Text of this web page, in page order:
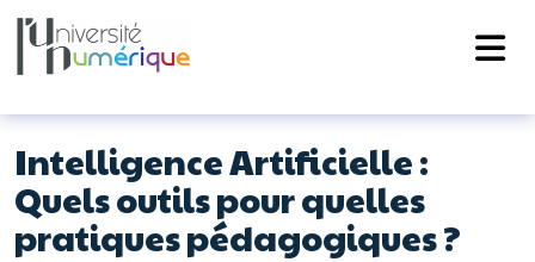
Passer au contenu
Navigation principale
Intelligence Artificielle :
Quels outils pour quelles
pratiques pédagogiques ?